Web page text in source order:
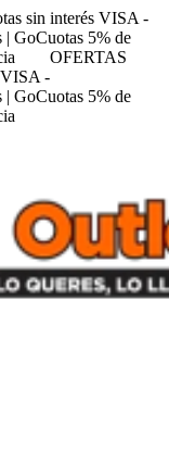
sin interés VISA -
GoCuotas 5% de
OFERTAS
-
GoCuotas 5% de